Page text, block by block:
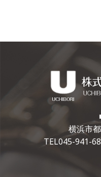
横浜市
TEL045-941-